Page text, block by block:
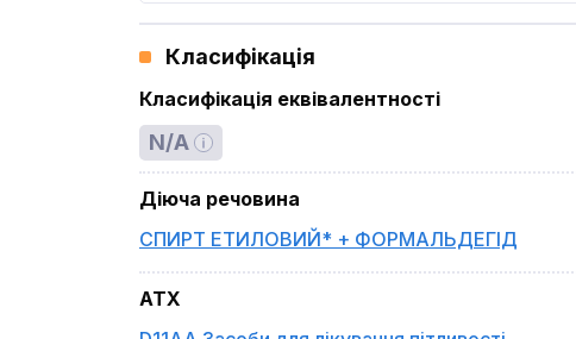
Класифікація
Класифікація еквівалентності
N/A
Діюча речовина
СПИРТ ЕТИЛОВИЙ* + ФОРМАЛЬДЕГІД
ATX